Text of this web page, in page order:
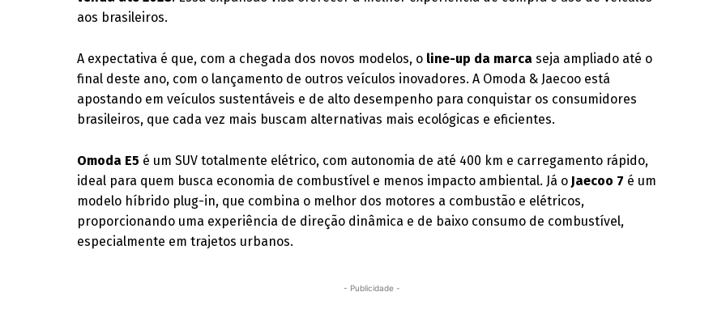
aos brasileiros.
A expectativa é que, com a chegada dos novos modelos, o line-up da marca seja ampliado até o
final deste ano, com o lançamento de outros veículos inovadores. A Omoda & Jaecoo está
apostando em veículos sustentáveis e de alto desempenho para conquistar os consumidores
brasileiros, que cada vez mais buscam alternativas mais ecológicas e eficientes.
Omoda E5 é um SUV totalmente elétrico, com autonomia de até 400 km e carregamento rápido,
ideal para quem busca economia de combustível e menos impacto ambiental. Já o Jaecoo 7 é um
modelo híbrido plug-in, que combina o melhor dos motores a combustão e elétricos,
proporcionando uma experiência de direção dinâmica e de baixo consumo de combustível,
especialmente em trajetos urbanos.
- Publicidade -